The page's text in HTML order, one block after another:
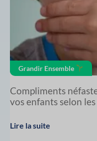
Grandir Ensemble
Compliments
vos enfants selon
Lire la suite